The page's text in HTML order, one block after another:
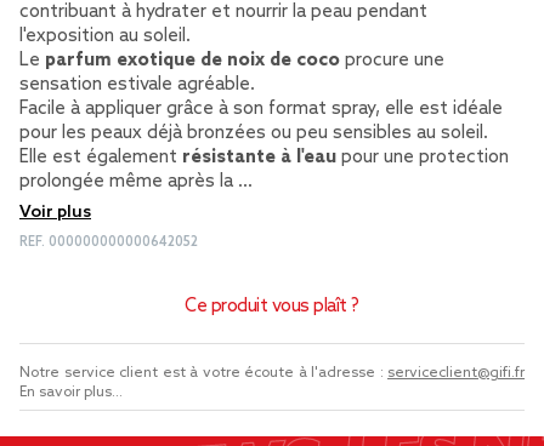
contribuant à hydrater et nourrir la peau pendant
l'exposition au soleil.
Le parfum exotique de noix de coco procure une
sensation estivale agréable.
Facile à appliquer grâce à son format spray, elle est idéale
pour les peaux déjà bronzées ou peu sensibles au soleil.
Elle est également résistante à l'eau pour une protection
prolongée même après la …
Voir plus
REF. 000000000000642052
Ce produit vous plaît ?
Notre service client est à votre écoute à l'adresse : serviceclient@gifi.fr
En savoir plus...